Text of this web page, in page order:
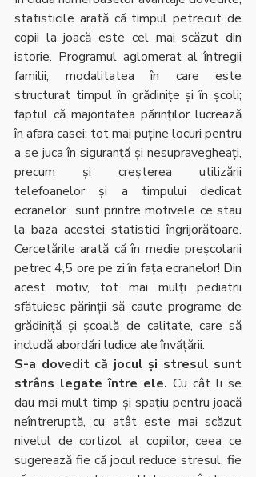
statisticile arată că timpul petrecut de
copii la joacă este cel mai scăzut din
istorie. Programul aglomerat al întregii
familii; modalitatea în care este
structurat timpul în grădinițe și în școli;
faptul că majoritatea părinților lucrează
în afara casei; tot mai puține locuri pentru
a se juca în siguranță și nesupravegheați,
precum și creșterea utilizării
telefoanelor și a timpului dedicat
ecranelor  sunt printre motivele ce stau
la baza acestei statistici îngrijorătoare.
Cercetările arată că în medie preșcolarii
petrec 4,5 ore pe zi în fața ecranelor! Din
acest motiv, tot mai mulți pediatrii
sfătuiesc părinții să caute programe de
grădiniță și școală de calitate, care să
includă abordări ludice ale învățării.
S-a dovedit că jocul și stresul sunt
strâns legate între ele. Cu cât li se
dau mai mult timp și spațiu pentru joacă
neîntreruptă, cu atât este mai scăzut
nivelul de cortizol al copiilor, ceea ce
sugerează fie că jocul reduce stresul, fie